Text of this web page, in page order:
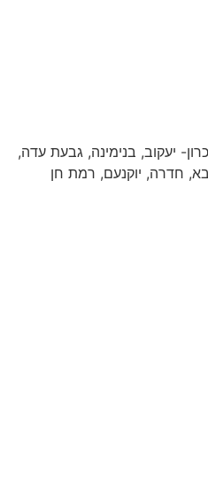
יעקוב, בנימינה, גבעת עדה,
חדרה, יוקנעם, רמת חן